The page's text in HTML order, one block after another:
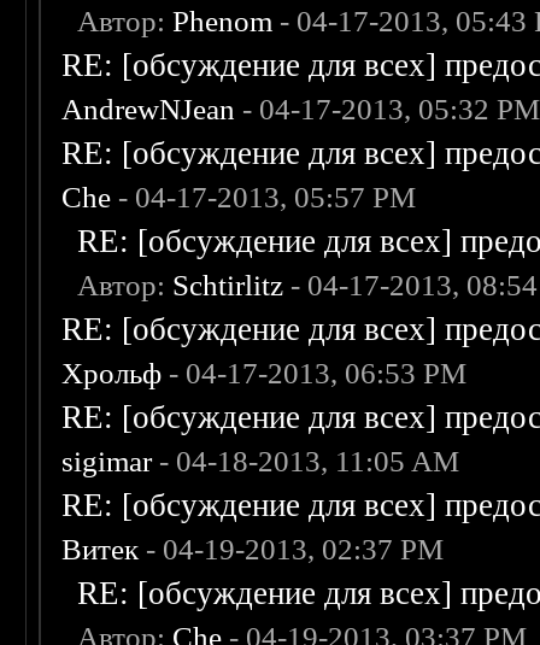
Автор:Phenom - 04-17-2013, 05:43
RE: [обсуждение для всех]
AndrewNJean - 04-17-2013, 05:32 PM
RE: [обсуждение для всех]
Che - 04-17-2013, 05:57 PM
RE: [обсуждение для всех]
Автор: Schtirlitz - 04-17-2013,
RE: [обсуждение для всех]
Хрольф - 04-17-2013, 06:53 PM
RE: [обсуждение для всех]
sigimar- 04-18-2013, 11:05 AM
RE: [обсуждение для всех]
Витек - 04-19-2013, 02:37 PM
RE: [обсуждение для всех]
Автор: Che - 04-19-2013, 03:37 PM